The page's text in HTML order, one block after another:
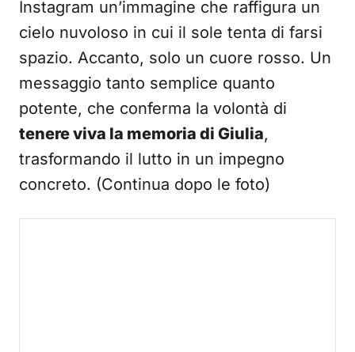
Instagram un’immagine che raffigura un
cielo nuvoloso in cui il sole tenta di farsi
spazio. Accanto, solo un cuore rosso. Un
messaggio tanto semplice quanto
potente, che conferma la volontà di
tenere viva la memoria di Giulia,
trasformando il lutto in un impegno
concreto. (Continua dopo le foto)